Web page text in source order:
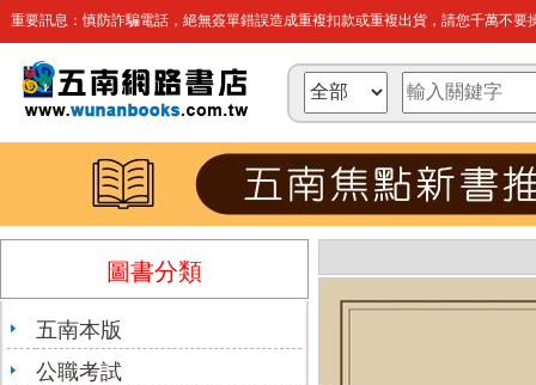
重要訊息：慎防詐騙電話，絕無簽單錯誤造成重複扣款或重複出貨，請您千萬不要
圖書分類
五南本版
公職考試